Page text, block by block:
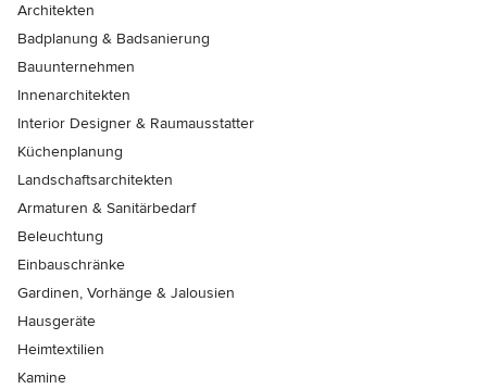
Architekten
Badplanung & Badsanierung
Bauunternehmen
Innenarchitekten
Interior Designer & Raumausstatter
Küchenplanung
Landschaftsarchitekten
Armaturen & Sanitärbedarf
Beleuchtung
Einbauschränke
Gardinen, Vorhänge & Jalousien
Hausgeräte
Heimtextilien
Kamine